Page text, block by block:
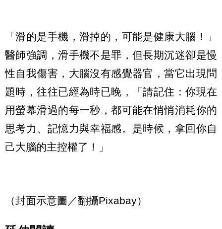
「滑的是手機，滑掉的，可能是健康大腦！」
醫師強調，滑手機不是罪，但長期沉迷卻是慢
性自我傷害，大腦沒有感覺器官，當它出現問
題時，往往已經為時已晚，「請記住：你現在
用螢幕滑過的每一秒，都可能在悄悄消耗你的
思考力、記憶力與幸福感。是時候，拿回你自
己大腦的主控權了！」
（封面示意圖／翻攝Pixabay）